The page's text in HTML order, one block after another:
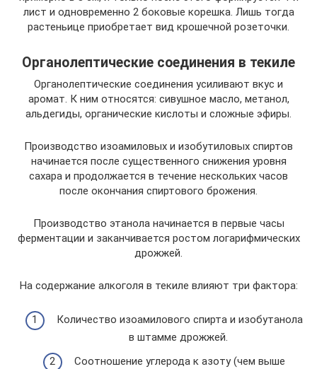
лист и одновременно 2 боковые корешка. Лишь тогда
растеньице приобретает вид крошечной розеточки.
Органолептические соединения в текиле
Органолептические соединения усиливают вкус и
аромат. К ним относятся: сивушное масло, метанол,
альдегиды, органические кислоты и сложные эфиры.
Производство изоамиловых и изобутиловых спиртов
начинается после существенного снижения уровня
сахара и продолжается в течение нескольких часов
после окончания спиртового брожения.
Производство этанола начинается в первые часы
ферментации и заканчивается ростом логарифмических
дрожжей.
На содержание алкоголя в текиле влияют три фактора:
Количество изоамилового спирта и изобутанола
в штамме дрожжей.
Соотношение углерода к азоту (чем выше